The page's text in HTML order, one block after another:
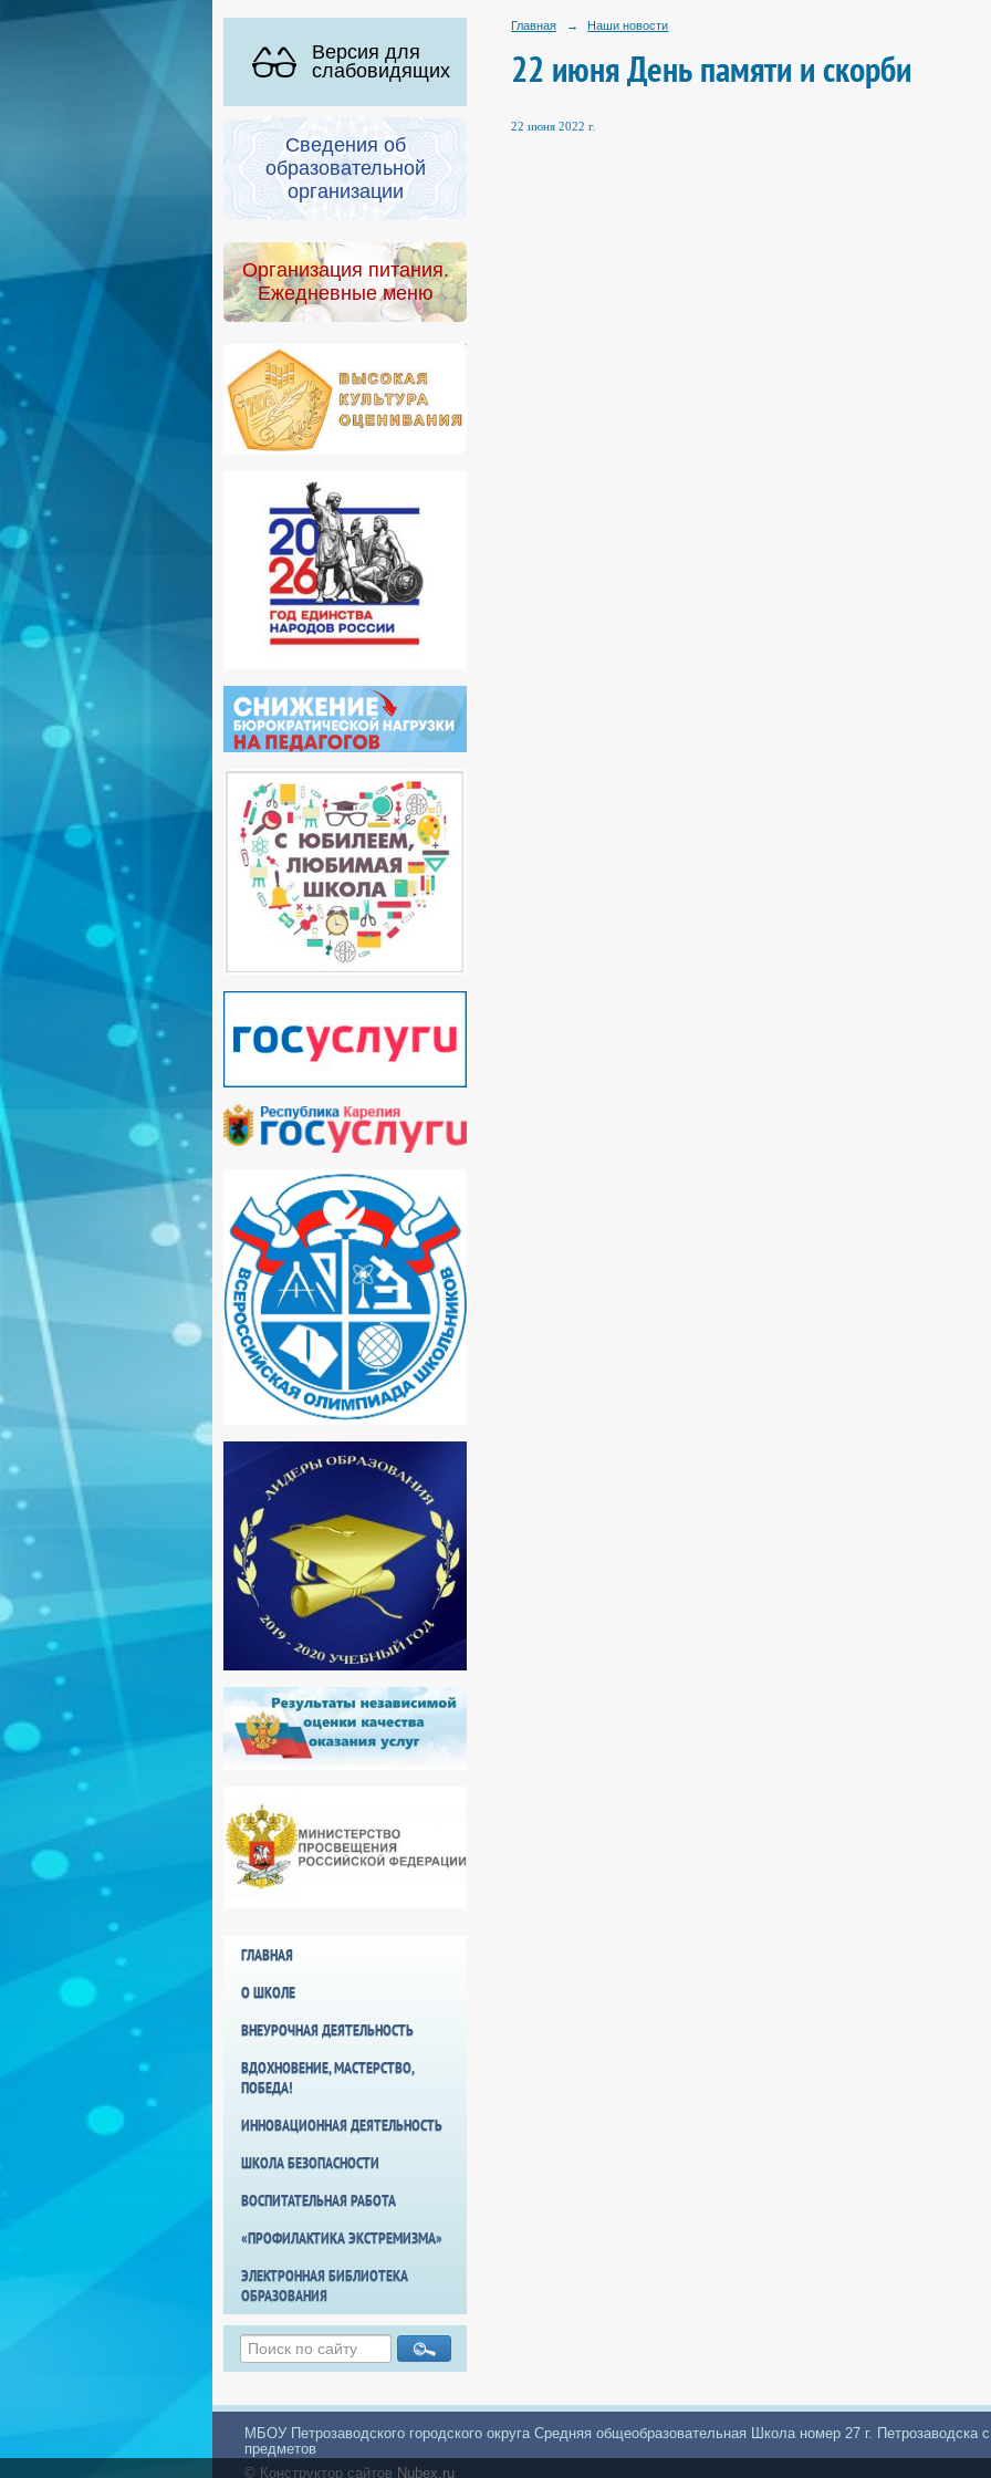
Версия для
слабовидящих
Сведения об
образовательной
организации
Организация питания.
Ежедневные меню
ГЛАВНАЯ
О ШКОЛЕ
ВНЕУРОЧНАЯ ДЕЯТЕЛЬНОСТЬ
ВДОХНОВЕНИЕ, МАСТЕРСТВО,
ПОБЕДА!
ИННОВАЦИОННАЯ ДЕЯТЕЛЬНОСТЬ
ШКОЛА БЕЗОПАСНОСТИ
ВОСПИТАТЕЛЬНАЯ РАБОТА
«ПРОФИЛАКТИКА ЭКСТРЕМИЗМА»
ЭЛЕКТРОННАЯ БИБЛИОТЕКА
ОБРАЗОВАНИЯ
Главная → Наши новости
22 июня День памяти и скорби
22 июня 2022 г.
МБОУ Петрозаводского городского округа Средняя общеобразовательная Школа номер 27 г. Петрозаводска
предметов
© Конструктор сайтов Nubex.ru